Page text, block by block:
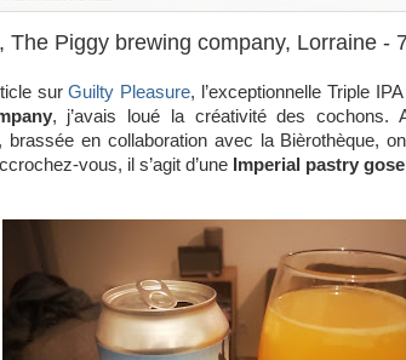
The Piggy brewing company, Lorraine -
surGuilty Pleasure, l’exceptionnelle Triple
, j’avais loué la créativité des cochons.
brassée en collaboration avec la Bièrothèque,
vous, il s’agit d’une Imperial pastry